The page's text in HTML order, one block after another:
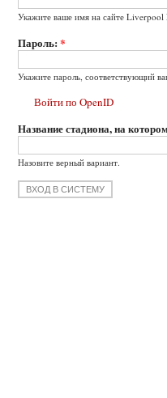
Укажите ваше имя на сайте Liverpool
Пароль:*
Укажите пароль, соответствующий
Войти по OpenID
Название стадиона, на
Назовите верный вариант.